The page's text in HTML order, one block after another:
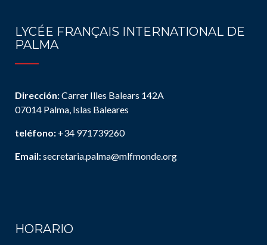
LYCÉE FRANÇAIS INTERNATIONAL DE
PALMA
Dirección:Carrer Illes Balears 142A
07014 Palma, Islas Baleares
teléfono: +34 971739260
Email:secretaria.palma@mlfmonde.org
HORARIO